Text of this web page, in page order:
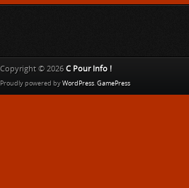
Copyright © 2026 C Pour Info !
Proudly powered by WordPress. GamePress